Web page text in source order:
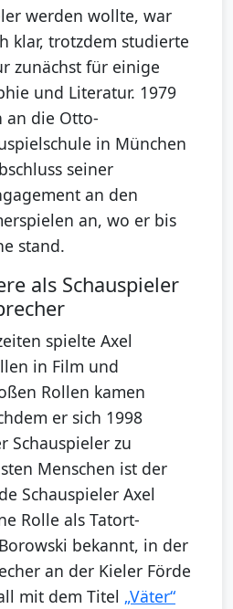
werden wollte, war
klar, trotzdem studierte
zunächst für einige
und Literatur. 1979
an die Otto-
in München
seiner
an den
an, wo er bis
stand.
als Schauspieler
spielte Axel
in Film und
Rollen kamen
er sich 1998
Schauspieler zu
Menschen ist der
Schauspieler Axel
Rolle als Tatort-
bekannt, in der
an der Kieler Förde
mit dem Titel „Väter“